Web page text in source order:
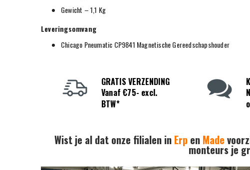
Gewicht – 1,1 Kg
Leveringsomvang
Chicago Pneumatic CP9841 Magnetische Gereedschapshouder
GRATIS VERZENDING
Vanaf €75- excl.
BTW*
Wist je al dat onze filialen in Erp en Made
monteurs je